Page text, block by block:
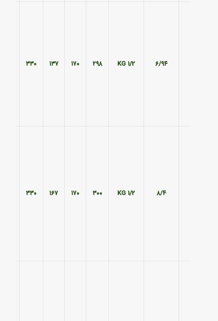
۶/۹۴ 1/2 KG ۲۹۸ ۱۷۰ ۱۳۷ ۳۳۰
۸/۴ 1/2 KG ۳۰۰ ۱۷۰ ۱۶۷ ۳۳۰